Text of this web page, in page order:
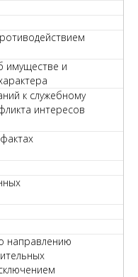
имуществе и
к служебному
интересов
направлению